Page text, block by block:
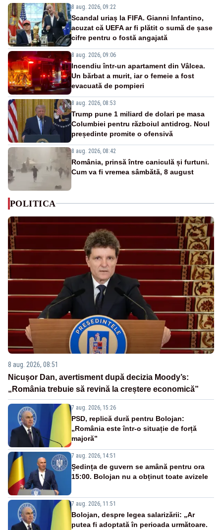
8 aug. 2026, 09:22
Scandal uriaș la FIFA. Gianni Infantino,
acuzat că UEFA ar fi plătit o sumă de șase
cifre pentru o fostă angajată
8 aug. 2026, 09:06
Incendiu într-un apartament din Vâlcea.
Un bărbat a murit, iar o femeie a fost
evacuată de pompieri
8 aug. 2026, 08:53
Trump pune 1 miliard de dolari pe masa
Columbiei pentru războiul antidrog. Noul
președinte promite o ofensivă
8 aug. 2026, 08:42
România, prinsă între caniculă și furtuni.
Cum va fi vremea sâmbătă, 8 august
POLITICA
8 aug. 2026, 08:51
Nicușor Dan, avertisment după decizia Moody’s:
„România trebuie să revină la creștere economică”
7 aug. 2026, 15:26
PSD, replică dură pentru Bolojan:
„România este într-o situație de forță
majoră”
7 aug. 2026, 14:51
Ședința de guvern se amână pentru ora
15:00. Bolojan nu a obținut toate avizele
7 aug. 2026, 11:51
Bolojan, despre legea salarizării: „Ar
putea fi adoptată în perioada următoare.